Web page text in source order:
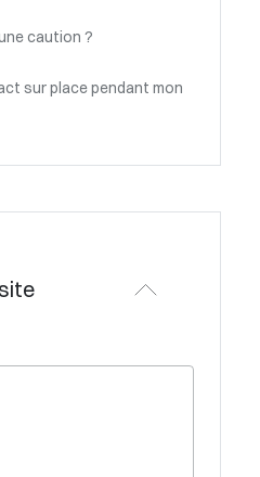
caution ?
sur place pendant mon